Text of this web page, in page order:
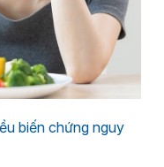
biến chứng nguy